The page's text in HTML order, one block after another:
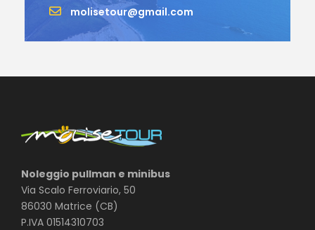
molisetour@gmail.com
Noleggio pullman e minibus
Via Scalo Ferroviario, 50
86030 Matrice (CB)
P.IVA 01514310703